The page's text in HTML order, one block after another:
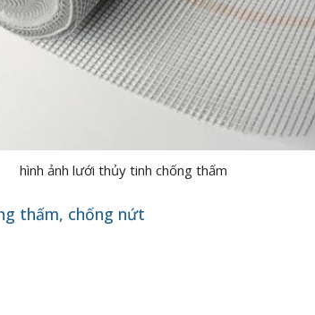
hình ảnh lưới thủy tinh chống thấm
thấm, chống nứt